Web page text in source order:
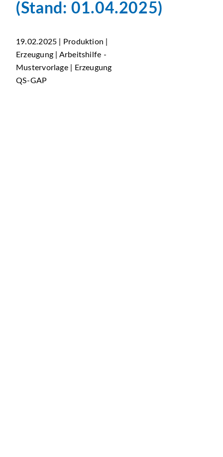
(Stand: 01.04.2025)
19.02.2025 | Produktion |
Erzeugung | Arbeitshilfe -
Mustervorlage | Erzeugung
QS-GAP